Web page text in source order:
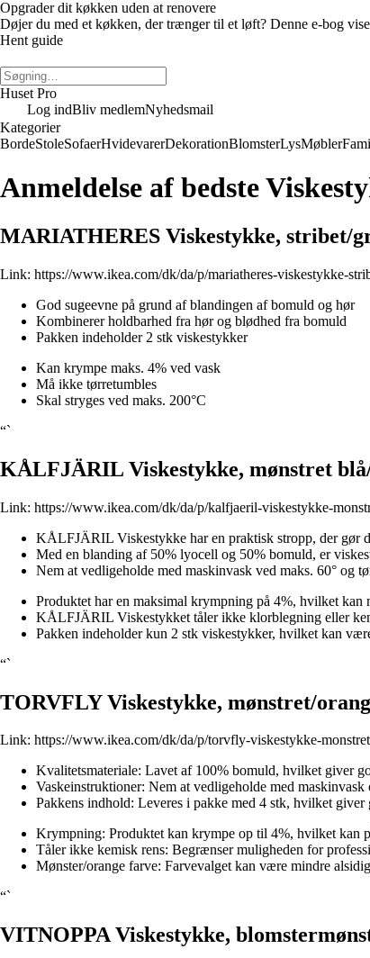
Opgrader dit køkken uden at renovere
Døjer du med et køkken, der trænger til et løft? Denne e-bog
Hent guide
Huset Pro
Log indBliv medlemNyhedsmail
Kategorier
BordeStoleSofaerHvidevarerDekorationBlomsterLysMøbler
Anmeldelse af bedste
MARIATHERES Viskestykke, stribet/
Link: https://www.ikea.com/dk/da/p/mariatheres-viskestykke-
God sugeevne på grund af blandingen af bomuld og hør
Kombinerer holdbarhed fra hør og blødhed fra bomuld
Pakken indeholder 2 stk viskestykker
Kan krympe maks. 4% ved vask
Må ikke tørretumbles
Skal stryges ved maks. 200°C
“`
KÅLFJÄRIL Viskestykke, mønstret
Link: https://www.ikea.com/dk/da/p/kalfjaeril-viskestykke-
KÅLFJÄRIL Viskestykke har en praktisk stropp, der gør
Med en blanding af 50% lyocell og 50% bomuld, er
Nem at vedligeholde med maskinvask ved maks. 60° og
Produktet har en maksimal krympning på 4%, hvilket
KÅLFJÄRIL Viskestykket tåler ikke klorblegning eller
Pakken indeholder kun 2 stk viskestykker, hvilket kan
“`
TORVFLY Viskestykke, mønstret/
Link: https://www.ikea.com/dk/da/p/torvfly-viskestykke-
Kvalitetsmateriale: Lavet af 100% bomuld, hvilket giver
Vaskeinstruktioner: Nem at vedligeholde med maskinvask
Pakkens indhold: Leveres i pakke med 4 stk, hvilket
Krympning: Produktet kan krympe op til 4%, hvilket kan
Tåler ikke kemisk rens: Begrænser muligheden for
Mønster/orange farve: Farvevalget kan være mindre
“`
VITNOPPA Viskestykke,